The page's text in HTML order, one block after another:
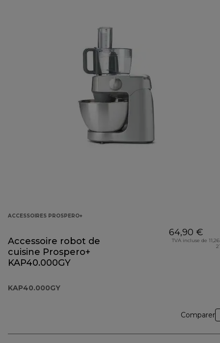
ACCESSOIRES PROSPERO+
Accessoire robot de
cuisine Prospero+
KAP40.000GY
KAP40.000GY
64,90 €
TVA incluse de
Comparer